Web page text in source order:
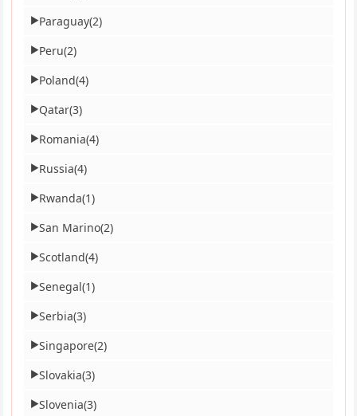
▶Paraguay(2)
▶Peru(2)
▶Poland(4)
▶Qatar(3)
▶Romania(4)
▶Russia(4)
▶Rwanda(1)
▶San Marino(2)
▶Scotland(4)
▶Senegal(1)
▶Serbia(3)
▶Singapore(2)
▶Slovakia(3)
▶Slovenia(3)